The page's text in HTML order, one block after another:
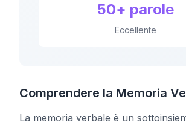
50+ parole
Eccellente
Comprendere la Memoria
La memoria verbale è un